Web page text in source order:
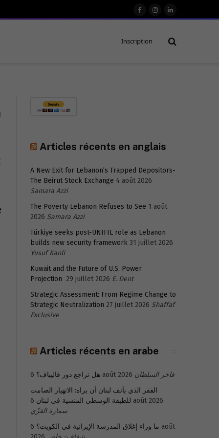
FacebookInstagram
LinkedIn
Inscription
Articles récents en anglais
A New Exit for Lebanon’s Trapped Depositors-
The Beirut Stock Exchange 4 août 2026
Samara Azzi
The Poverty Lebanon Refuses to See 1 août
2026 Samara Azzi
Türkiye seeks post-UNIFIL role as Lebanon
builds new security framework 31 juillet 2026
Yusuf Kanli
Kuwait and the Future of U.S. Power
Projection 29 juillet 2026 E. Dent
Strategic Assessment: From Regime Change to
Strategic Neutralization 27 juillet 2026 Shaffaf
Exclusive
Articles récents en arabe
هل تراجع دور قاليباف؟ 6 août 2026 فاخر السلطان
الفقر الذي يأنف لبنان أن يراه: الانهيار الصامت
للطبقة الوسطى المنسية في لبنان 6 août 2026
سمارة القزّي
ما وراء إغلاق المدرسة الإيرانية في الكويت؟ 6 août